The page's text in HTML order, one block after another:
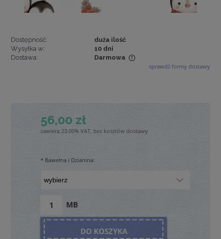
Dostępność:
duża ilość
Wysyłka w:
10 dni
Dostawa:
Darmowa
Cena nie zawiera ewentualnych kosztów płatności
sprawdź formy dostawy
56,00 zł
zawiera 23.00% VAT, bez kosztów dostawy
* Bawełna i Dzianina:
MB
DO KOSZYKA